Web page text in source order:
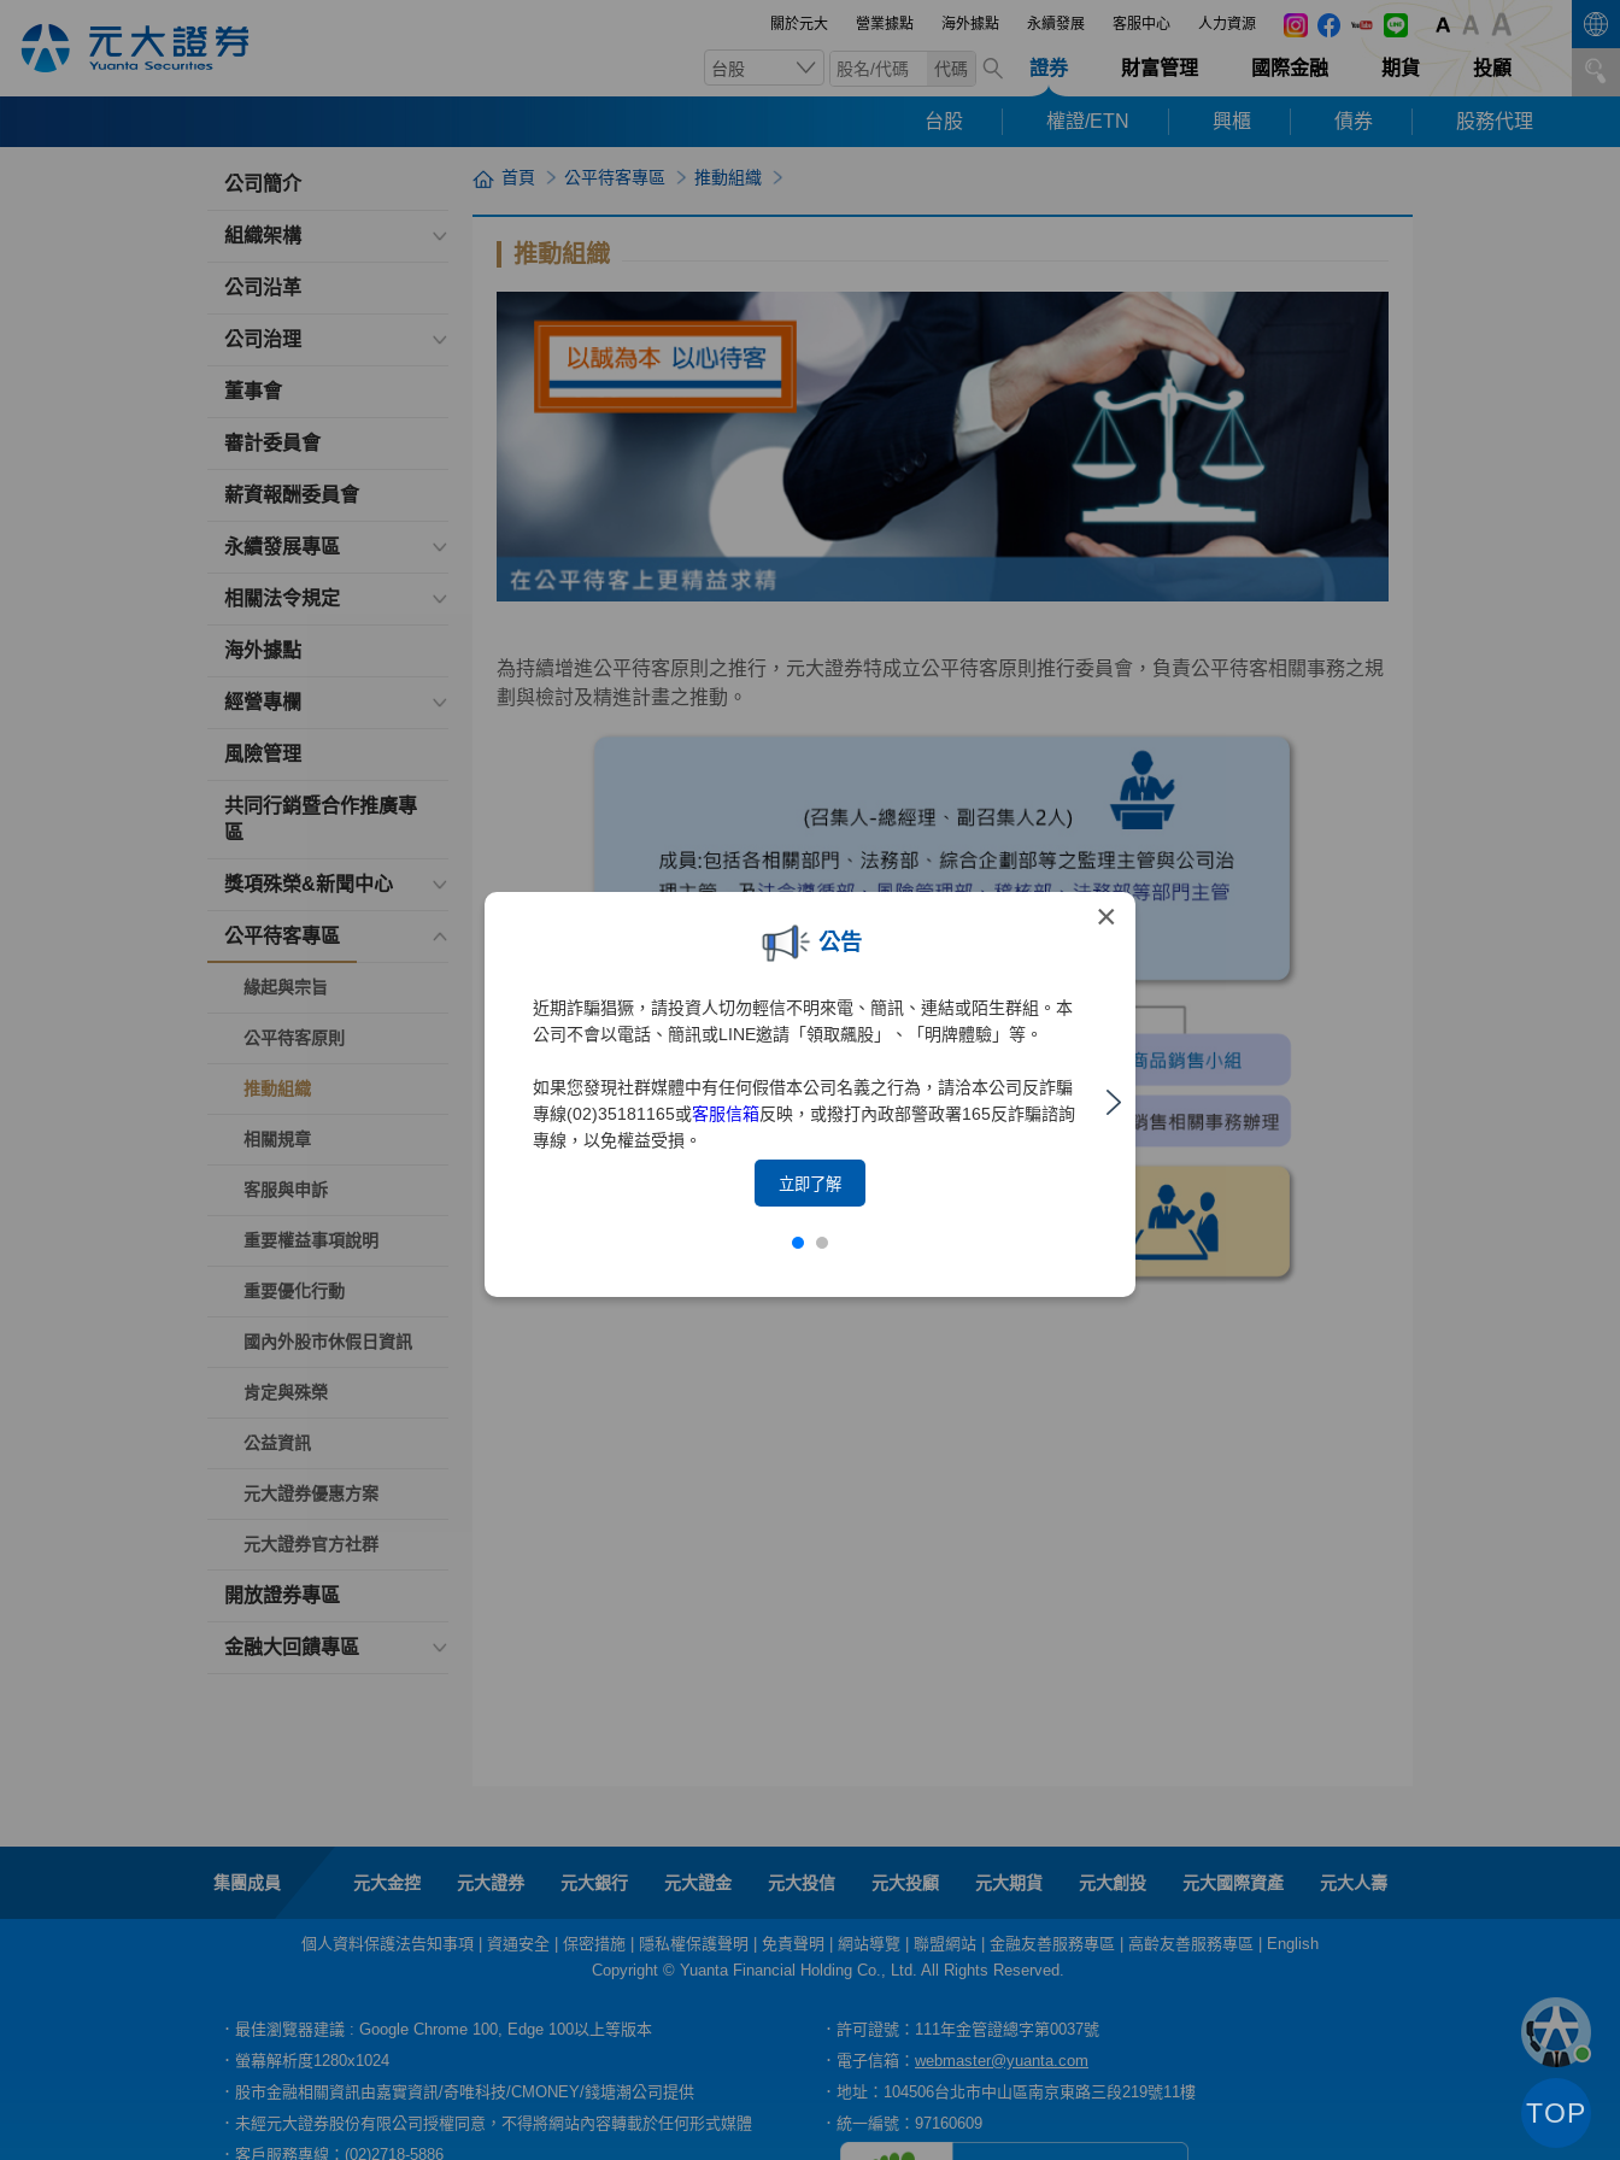
關於元大 營業據點 海外據點 永續發展 客服中心 人力資源
台股 代碼 證券 財富管理 國際金融 期貨 投顧
台股 權證/ETN 興櫃 債券 股務代理
×
公告
近期詐騙猖獗，請投資人切勿輕信不明來電、簡訊、連結或陌生群組。本
公司不會以電話、簡訊或LINE邀請「領取飆股」、「明牌體驗」等。
如果您發現社群媒體中有任何假借本公司名義之行為，請洽本公司反詐騙
專線(02)35181165或客服信箱反映，或撥打內政部警政署165反詐騙諮詢
專線，以免權益受損。
立即了解
公司簡介
組織架構
公司沿革
公司治理
董事會
審計委員會
薪資報酬委員會
永續發展專區
相關法令規定
海外據點
經營專欄
風險管理
共同行銷暨合作推廣專
區
獎項殊榮&新聞中心
公平待客專區
緣起與宗旨
公平待客原則
推動組織
相關規章
客服與申訴
重要權益事項說明
重要優化行動
國內外股市休假日資訊
肯定與殊榮
公益資訊
元大證券優惠方案
元大證券官方社群
開放證券專區
金融大回饋專區
首頁 公平待客專區 推動組織
推動組織
為持續增進公平待客原則之推行，元大證券特成立公平待客原則推行委員會，負責公平待客相關事務之規
劃與檢討及精進計畫之推動。
集團成員 元大金控 元大證券 元大銀行 元大證金 元大投信 元大投顧 元大期貨 元大創投 元大國際資產 元大人壽
個人資料保護法告知事項 資通安全 保密措施 隱私權保護聲明 免責聲明 網站導覽 聯盟網站 金融友善服務專區 高齡友善服務專區
English
Copyright © Yuanta Financial Holding Co., Ltd. All Rights Reserved.
．最佳瀏覽器建議 : Google Chrome 100, Edge 100以上等版本
．許可證號：111年金管證總字第0037號
．螢幕解析度1280x1024
．電子信箱： webmaster@yuanta.com
．股市金融相關資訊由嘉實資訊/奇唯科技/CMONEY/錢塘潮公司提供
．地址：104506台北市中山區南京東路三段219號11樓
．未經元大證券股份有限公司授權同意，不得將網站內容轉載於任何形式媒體
．統一編號：97160609
．客戶服務專線：(02)2718-5886
TOP